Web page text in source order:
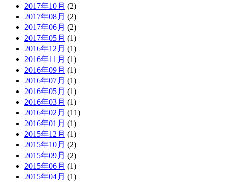
2017年10月 (2)
2017年08月 (2)
2017年06月 (2)
2017年05月 (1)
2016年12月 (1)
2016年11月 (1)
2016年09月 (1)
2016年07月 (1)
2016年05月 (1)
2016年03月 (1)
2016年02月 (11)
2016年01月 (1)
2015年12月 (1)
2015年10月 (2)
2015年09月 (2)
2015年06月 (1)
2015年04月 (1)